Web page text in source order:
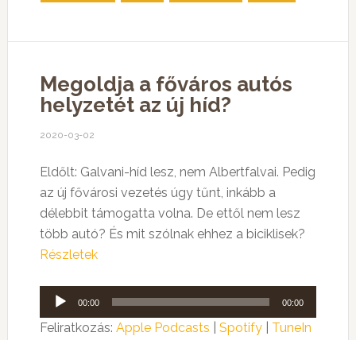
Megoldja a főváros autós
helyzetét az új híd?
2020-03-02
Eldőlt: Galvani-híd lesz, nem Albertfalvai. Pedig
az új fővárosi vezetés úgy tűnt, inkább a
délebbit támogatta volna. De ettől nem lesz
több autó? És mit szólnak ehhez a biciklisek?
Részletek
Audió
lejátszó
00:00 00:00
Feliratkozás: Apple Podcasts Spotify| TuneIn